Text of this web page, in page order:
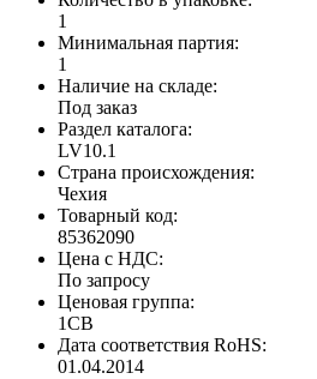
1
Минимальная партия:
1
Наличие на складе:
Под заказ
Раздел каталога:
LV10.1
Страна происхождения:
Чехия
Товарный код:
85362090
Цена с НДС:
По запросу
Ценовая группа:
1CB
Дата соответствия RoHS:
01.04.2014